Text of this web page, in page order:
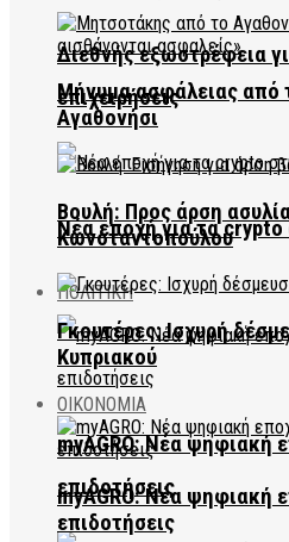
Διεθνής εξωστρέφεια
επιχειρήσεις
Νέα εποχή για τα crypto
ΠΟΛΙΤΙΚΗ
myAGRO: Νέα ψηφιακή
επιδοτήσεις
Μήνυμα ασφάλειας από
Αγαθονήσι
Βουλή: Προς άρση
Κωνσταντοπούλου
Γκουτέρες: Ισχυρή
Κυπριακού
ΟΙΚΟΝΟΜΙΑ
myAGRO: Νέα ψηφιακή
επιδοτήσεις